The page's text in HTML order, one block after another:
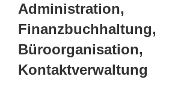
Administration,
Finanzbuchhaltung,
Büroorganisation,
Kontaktverwaltung